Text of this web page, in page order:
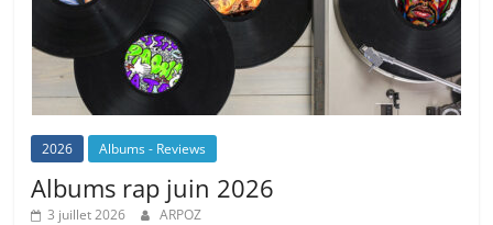
2026 Albums - Reviews
Albums rap juin 2026
3 juillet 2026 ARPOZ